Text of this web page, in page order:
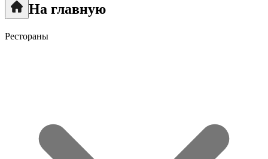
На главную
Рестораны